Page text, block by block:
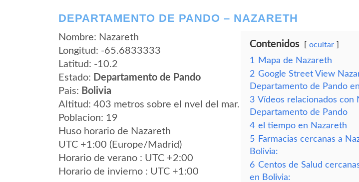
DEPARTAMENTO DE PANDO – NAZARETH
Nombre: Nazareth
Longitud: -65.6833333
Latitud: -10.2
Estado: Departamento de Pando
Pais: Bolivia
Altitud: 403 metros sobre el nvel del mar.
Poblacion: 19
Huso horario de Nazareth
UTC +1:00 (Europe/Madrid)
Horario de verano : UTC +2:00
Horario de invierno : UTC +1:00
Contenidos ocultar
1
Mapa de Nazareth
2 Google Street View
Departamento de Pando
3 Vídeos relacionados con
Departamento de Pando
4 el tiempo en Nazareth
5 Farmacias cercanas a
Bolivia:
6 Centos de Salud
en Bolivia: